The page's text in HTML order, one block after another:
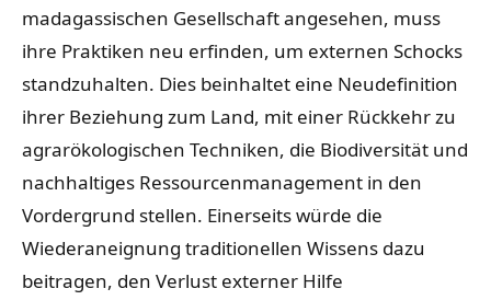
madagassischen Gesellschaft angesehen, muss
ihre Praktiken neu erfinden, um externen Schocks
standzuhalten. Dies beinhaltet eine Neudefinition
ihrer Beziehung zum Land, mit einer Rückkehr zu
agrarökologischen Techniken, die Biodiversität und
nachhaltiges Ressourcenmanagement in den
Vordergrund stellen. Einerseits würde die
Wiederaneignung traditionellen Wissens dazu
beitragen, den Verlust externer Hilfe